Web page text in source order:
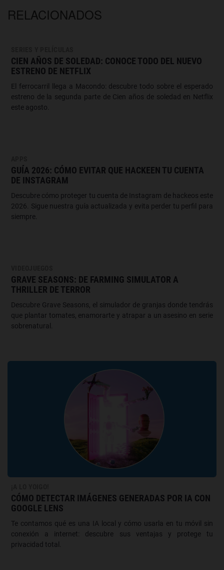
RELACIONADOS
CIEN AÑOS DE SOLEDAD: CONOCE TODO DEL NUEVO
ESTRENO DE NETFLIX
El ferrocarril llega a Macondo: descubre todo sobre el esperado
estreno de la segunda parte de Cien años de soledad en Netflix
este agosto.
GUÍA 2026: CÓMO EVITAR QUE HACKEEN TU CUENTA
DE INSTAGRAM
Descubre cómo proteger tu cuenta de Instagram de hackeos este
2026. Sigue nuestra guía actualizada y evita perder tu perfil para
siempre.
GRAVE SEASONS: DE FARMING SIMULATOR A
THRILLER DE TERROR
Descubre Grave Seasons, el simulador de granjas donde tendrás
que plantar tomates, enamorarte y atrapar a un asesino en serie
sobrenatural.
CÓMO DETECTAR IMÁGENES GENERADAS POR IA CON
GOOGLE LENS
Te contamos qué es una IA local y cómo usarla en tu móvil sin
conexión a internet: descubre sus ventajas y protege tu
privacidad total.